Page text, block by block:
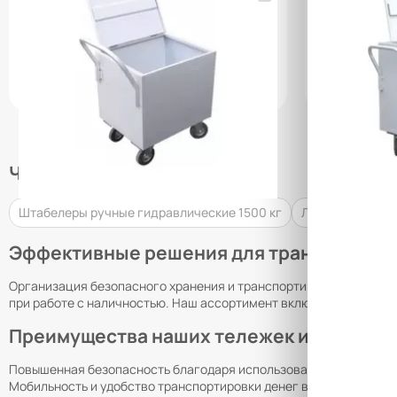
(0)
170 400 ₸ 284 050 ₸
УТОЧНИТЬ НАЛИЧИЕ / ЦЕНУ
(0)
187 450 ₸
Часто ищут
Штабелеры ручные гидравлические 1500 кг Лебедки
Эффективные решения для
Организация безопасного хранения и транспортировки
при работе с наличностью. Наш ассортимент включает в себя
Преимущества наших тележек и шкафов
Повышенная безопасность благодаря использованию прочных
Мобильность и удобство транспортировки денег в банке с